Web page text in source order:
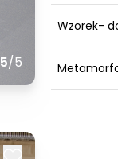
/5
Wzorek-